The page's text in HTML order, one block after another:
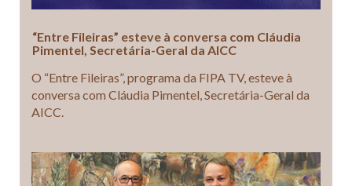
“Entre Fileiras” esteve à conversa com Cláudia
Pimentel, Secretária-Geral da AICC
O “Entre Fileiras”, programa da FIPA TV, esteve à
conversa com Cláudia Pimentel, Secretária-Geral da
AICC.